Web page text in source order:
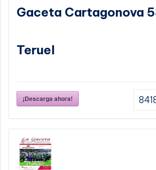
Gaceta Cartagonova
Teruel
¡Descarga ahora!